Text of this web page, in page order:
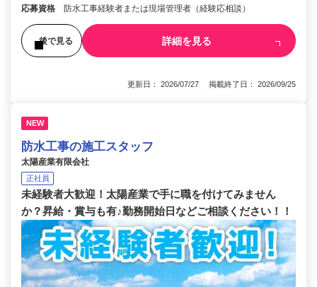
応募資格 防水工事経験者または現場管理者（経験応相談）
後で見る 詳細を見る
更新日： 2026/07/27 掲載終了日： 2026/09/25
NEW
防水工事の施工スタッフ
太陽産業有限会社
正社員
未経験者大歓迎！太陽産業で手に職を付けてみません
か？昇給・賞与も有♪勤務開始日などご相談ください！！